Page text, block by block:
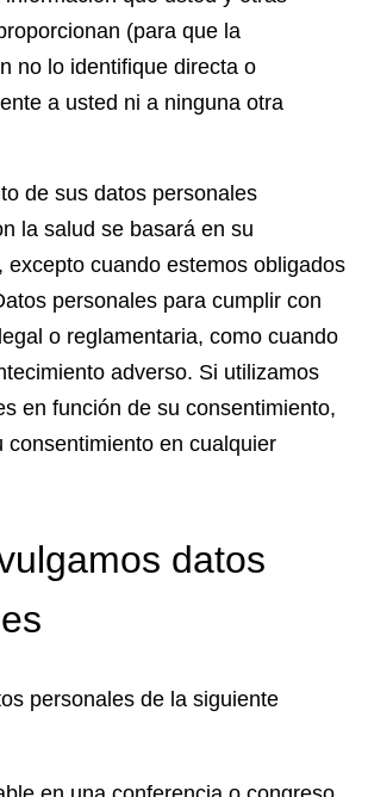
(para que la
no lo identifique directa o
a usted ni a ninguna otra
de sus datos personales
la salud se basará en su
excepto cuando estemos obligados
personales para cumplir con
o reglamentaria, como cuando
adverso. Si utilizamos
en función de su consentimiento,
consentimiento en cualquier
datos
personales de la siguiente